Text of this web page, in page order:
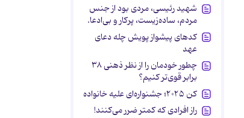
شهید رئیسی، مردی بود از جنس
مردم، ساده‌زیست، پرکار و بی‌ادعا.
کدهای پیشواز پویش چله دعای
عهد
چطور خودمان را از نظر ذهنی ۳۸
برابر قوی‌تر کنیم؟
کن ۲۰۲۵؛ جشنواره‌ای علیه خانواده
راز افرادی که کمتر ضرر می‌کنند!